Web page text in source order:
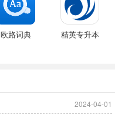
欧路词典 精英专升本
2024-04-01